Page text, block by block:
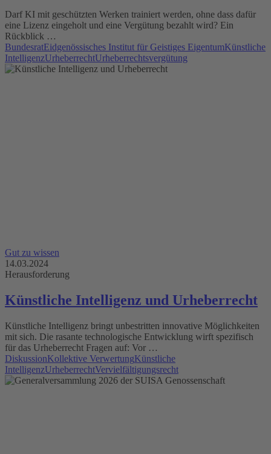
Darf KI mit geschützten Werken trainiert werden, ohne dass dafür
eine Lizenz eingeholt und eine Vergütung bezahlt wird? Ein
Rückblick …
BundesratEidgenössisches Institut für Geistiges EigentumKünstliche
IntelligenzUrheberrechtUrheberrechtsvergütung
Gut zu wissen
14.03.2024
Herausforderung
Künstliche Intelligenz und Urheberrecht
Künstliche Intelligenz bringt unbestritten innovative Möglichkeiten
mit sich. Die rasante technologische Entwicklung wirft spezifisch
für das Urheberrecht Fragen auf: Vor …
DiskussionKollektive VerwertungKünstliche
IntelligenzUrheberrechtVervielfältigungsrecht